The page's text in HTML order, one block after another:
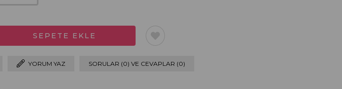
YORUM YAZ SORULAR (0) VE CEVAPLAR (0)